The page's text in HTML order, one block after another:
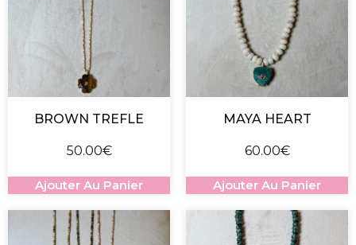
BROWN TREFLE
50.00€
Ajouter Au Panier
MAYA HEART
60.00€
Ajouter Au Panier